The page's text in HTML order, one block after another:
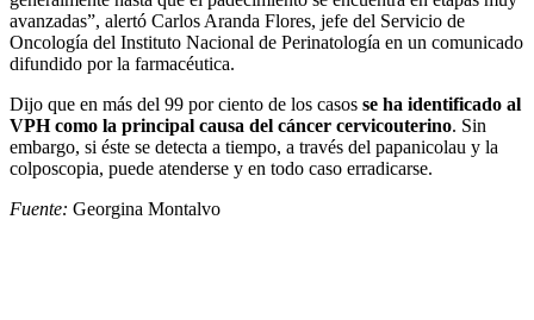
avanzadas”, alertó Carlos Aranda Flores, jefe del Servicio de
Oncología del Instituto Nacional de Perinatología en un comunicado
difundido por la farmacéutica.
Dijo que en más del 99 por ciento de los casos se ha identificado al
VPH como la principal causa del cáncer cervicouterino. Sin
embargo, si éste se detecta a tiempo, a través del papanicolau y la
colposcopia, puede atenderse y en todo caso erradicarse.
Fuente: Georgina Montalvo